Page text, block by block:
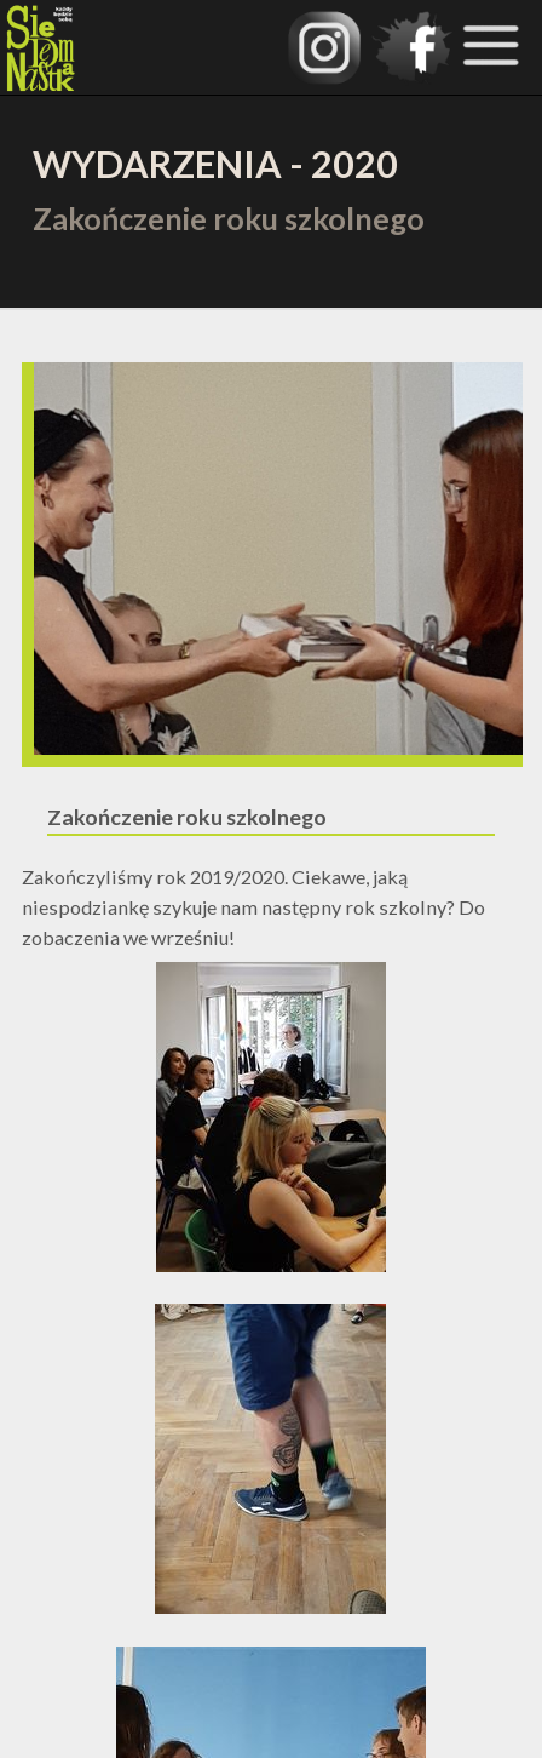
WYDARZENIA - 2020
Zakończenie roku szkolnego
Zakończenie roku szkolnego
Zakończyliśmy rok 2019/2020. Ciekawe, jaką
niespodziankę szykuje nam następny rok szkolny? Do
zobaczenia we wrześniu!